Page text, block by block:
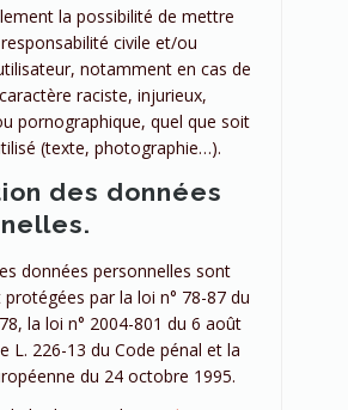
la possibilité de mettre
civile et/ou
notamment en cas de
raciste, injurieux,
pornographique, quel que soit
(texte, photographie…).
des données
données personnelles sont
par la loi n° 78-87 du
la loi n° 2004-801 du 6 août
L. 226-13 du Code pénal et la
du 24 octobre 1995.